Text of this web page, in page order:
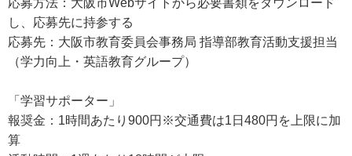
応募方法：大阪市Webサイトから必要書類をダウンロード
し、応募先に持参する
応募先：大阪市教育委員会事務局 指導部教育活動支援担当
（学力向上・英語教育グループ）
「学習サポーター」
報奨金：1時間あたり900円※交通費は1日480円を上限に加
算